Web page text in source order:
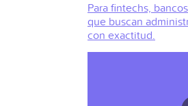
Para fintechs,
que buscan
con exactitud.